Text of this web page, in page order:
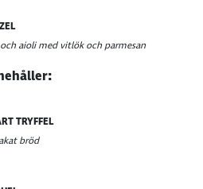
aioli med vitlök och parmesan
TRYFFEL
bröd